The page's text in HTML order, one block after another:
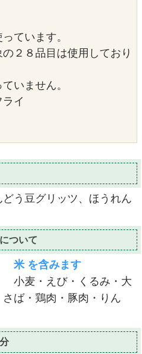
ています。
２８品目は使用しており
いません。
イ
う豆グリッツ、ほうれん
ついて
米 を含みます
小麦・えび・くるみ・大
ば・鶏肉・豚肉・りん